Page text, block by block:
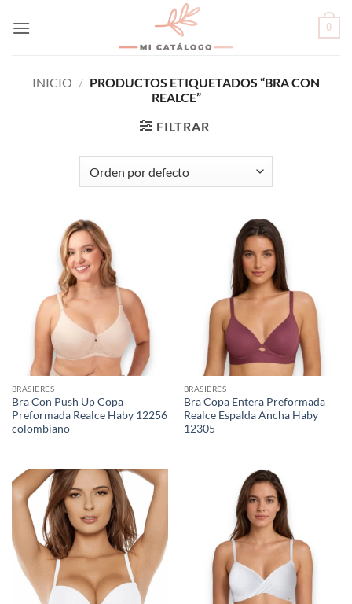
0
INICIO / PRODUCTOS ETIQUETADOS “BRA CON
REALCE”
FILTRAR
BRASIERES
Bra Con Push Up Copa
Preformada Realce Haby 12256
colombiano
BRASIERES
Bra Copa Entera Preformada
Realce Espalda Ancha Haby
12305